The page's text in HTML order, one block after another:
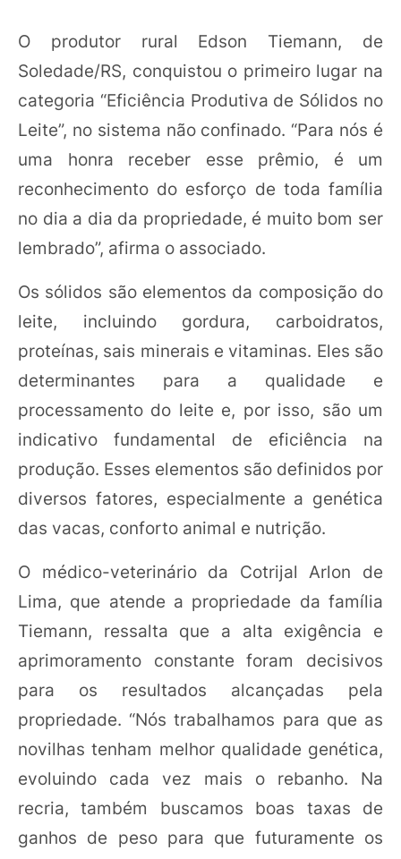
O produtor rural Edson Tiemann, de
Soledade/RS, conquistou o primeiro lugar na
categoria “Eficiência Produtiva de Sólidos no
Leite”, no sistema não confinado. “Para nós é
uma honra receber esse prêmio, é um
reconhecimento do esforço de toda família
no dia a dia da propriedade, é muito bom ser
lembrado”, afirma o associado.
Os sólidos são elementos da composição do
leite, incluindo gordura, carboidratos,
proteínas, sais minerais e vitaminas. Eles são
determinantes para a qualidade e
processamento do leite e, por isso, são um
indicativo fundamental de eficiência na
produção. Esses elementos são definidos por
diversos fatores, especialmente a genética
das vacas, conforto animal e nutrição.
O médico-veterinário da Cotrijal Arlon de
Lima, que atende a propriedade da família
Tiemann, ressalta que a alta exigência e
aprimoramento constante foram decisivos
para os resultados alcançadas pela
propriedade. “Nós trabalhamos para que as
novilhas tenham melhor qualidade genética,
evoluindo cada vez mais o rebanho. Na
recria, também buscamos boas taxas de
ganhos de peso para que futuramente os